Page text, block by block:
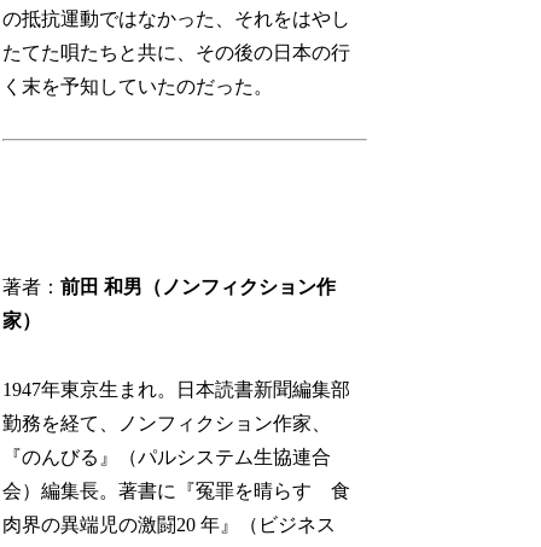
の抵抗運動ではなかった、それをはやし
たてた唄たちと共に、その後の日本の行
く末を予知していたのだった。
著者：前田 和男（ノンフィクション作
家）
1947年東京生まれ。日本読書新聞編集部
勤務を経て、ノンフィクション作家、
『のんびる』（パルシステム生協連合
会）編集長。著書に『冤罪を晴らす 食
肉界の異端児の激闘20 年』（ビジネス